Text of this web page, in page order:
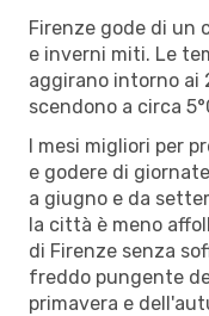
Firenze gode di un
e inverni miti. Le
aggirano intorno ai
scendono a circa
I mesi migliori per
e godere di
a giugno e da
la città è meno
di Firenze senza
freddo pungente
primavera e